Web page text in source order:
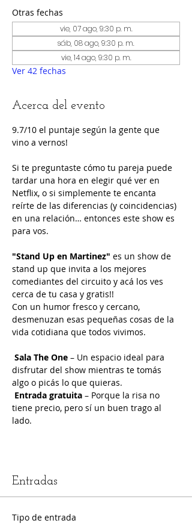
Otras fechas
vie, 07 ago, 9:30 p. m.
sáb, 08 ago, 9:30 p. m.
vie, 14 ago, 9:30 p. m.
Ver 42 fechas
Acerca del evento
9.7/10 el puntaje según la gente que
vino a vernos!
Si te preguntaste cómo tu pareja puede
tardar una hora en elegir qué ver en
Netflix, o si simplemente te encanta
reírte de las diferencias (y coincidencias)
en una relación… entonces este show es
para vos.
"Stand Up en Martinez" es un show de
stand up que invita a los mejores
comediantes del circuito y acá los ves
cerca de tu casa y gratis!!
Con un humor fresco y cercano,
desmenuzan esas pequeñas cosas de la
vida cotidiana que todos vivimos.
Sala The One – Un espacio ideal para
disfrutar del show mientras te tomás
algo o picás lo que quieras.
Entrada gratuita – Porque la risa no
tiene precio, pero sí un buen trago al
lado.
Entradas
Tipo de entrada